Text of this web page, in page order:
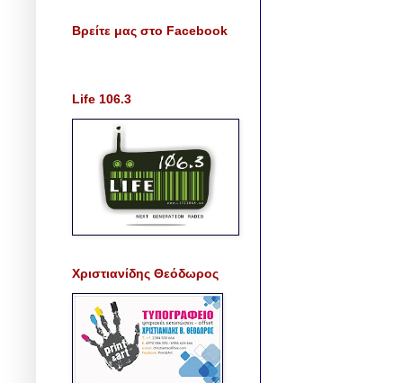
Βρείτε μας στο Facebook
Life 106.3
Χριστιανίδης Θεόδωρος